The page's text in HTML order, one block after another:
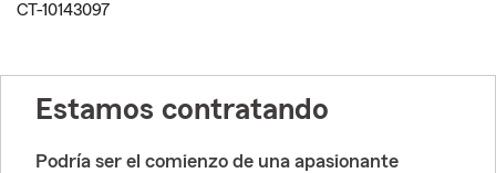
CT-10143097
Estamos contratando
Podría ser el comienzo de una apasionante